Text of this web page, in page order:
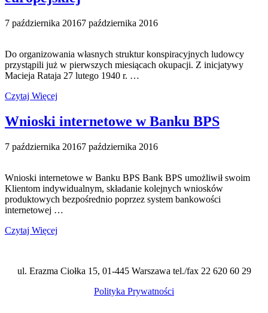
7 października 20167 października 2016
Do organizowania własnych struktur konspiracyjnych ludowcy
przystąpili już w pierwszych miesiącach okupacji. Z inicjatywy
Macieja Rataja 27 lutego 1940 r. …
Czytaj Więcej
Wnioski internetowe w Banku BPS
7 października 20167 października 2016
Wnioski internetowe w Banku BPS Bank BPS umożliwił swoim
Klientom indywidualnym, składanie kolejnych wniosków
produktowych bezpośrednio poprzez system bankowości
internetowej …
Czytaj Więcej
ul. Erazma Ciołka 15, 01-445 Warszawa tel./fax 22 620 60 29
Polityka Prywatności